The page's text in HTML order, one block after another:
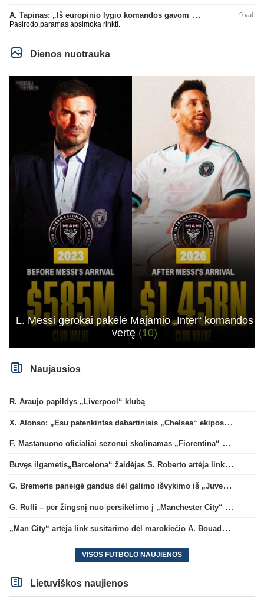
A. Tapinas: „Iš europinio lygio komandos gavom gerų pamokų“ 9 val.
Pasirodo,paramas apsimoka rinkti.
Dienos nuotrauka
L. Messi gerokai pakėlė Majamio „Inter“ komandos
vertę (10)
Naujausios
R. Araujo papildys „Liverpool“ klubą
X. Alonso: „Esu patenkintas dabartiniais „Chelsea“ ekipos vartininkais“
F. Mastanuono oficialiai sezonui skolinamas „Fiorentina“ ekipai
Buvęs ilgametis„Barcelona“ žaidėjas S. Roberto artėja link persikėlimo į MLS
G. Bremeris paneigė gandus dėl galimo išvykimo iš „Juventus“ klubo
G. Rulli – per žingsnį nuo persikėlimo į „Manchester City“ klubą
„Man City“ artėja link susitarimo dėl marokiečio A. Bouaddi persikėlimo
VISOS FUTBOLO NAUJIENOS
Lietuviškos naujienos